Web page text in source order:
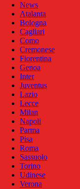
News
Atalanta
Bologna
Cagliari
Como
Cremonese
Fiorentina
Genoa
Inter
Juventus
Lazio
Lecce
Milan
Napoli
Parma
Pisa
Roma
Sassuolo
Torino
Udinese
Verona